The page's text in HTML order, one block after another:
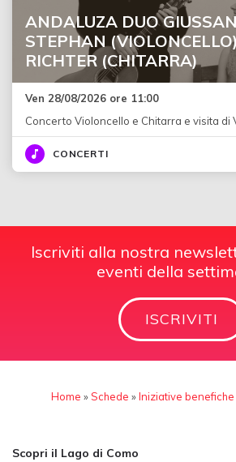
ANDALUZA DUO
STEPHAN
RICHTER (CHITARRA)
Ven 28/08/2026 ore 11:00
Concerto Violoncello e Chitarra e visita di
CONCERTI
Iscriviti alla nostra
eventi della
ISCRIVITI
Home »Schede »Iniziative benefiche
Scopri il Lago di Como